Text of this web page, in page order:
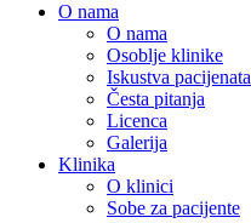
O nama
O nama
Osoblje klinike
Iskustva pacijenata
Česta pitanja
Licenca
Galerija
Klinika
O klinici
Sobe za pacijente